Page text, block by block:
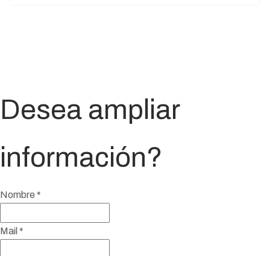
Desea ampliar
información?
Nombre *
Mail *